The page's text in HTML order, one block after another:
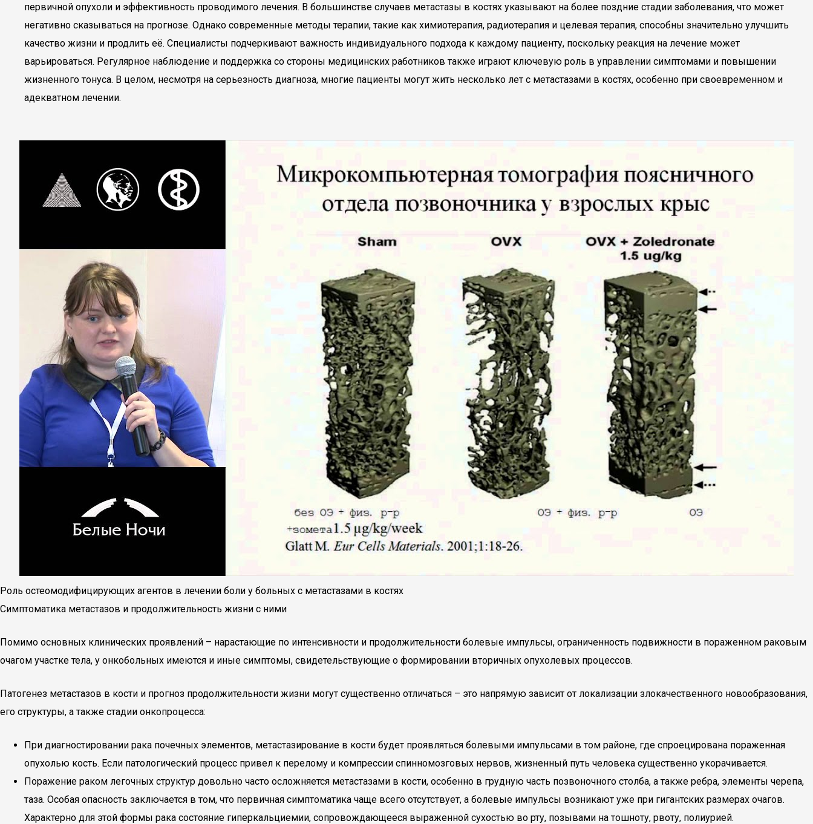
первичной опухоли и эффективность проводимого лечения. В большинстве случаев метастазы в костях указывают на более поздние стадии заболевания, что может
негативно сказываться на прогнозе. Однако современные методы терапии, такие как химиотерапия, радиотерапия и целевая терапия, способны значительно улучшить
качество жизни и продлить её. Специалисты подчеркивают важность индивидуального подхода к каждому пациенту, поскольку реакция на лечение может
варьироваться. Регулярное наблюдение и поддержка со стороны медицинских работников также играют ключевую роль в управлении симптомами и повышении
жизненного тонуса. В целом, несмотря на серьезность диагноза, многие пациенты могут жить несколько лет с метастазами в костях, особенно при своевременном и
адекватном лечении.
Роль остеомодифицирующих агентов в лечении боли у больных с метастазами в костях
Симптоматика метастазов и продолжительность жизни с ними
Помимо основных клинических проявлений – нарастающие по интенсивности и продолжительности болевые импульсы, ограниченность подвижности в пораженном раковым
очагом участке тела, у онкобольных имеются и иные симптомы, свидетельствующие о формировании вторичных опухолевых процессов.
Патогенез метастазов в кости и прогноз продолжительности жизни могут существенно отличаться – это напрямую зависит от локализации злокачественного новообразования,
его структуры, а также стадии онкопроцесса:
При диагностировании рака почечных элементов, метастазирование в кости будет проявляться болевыми импульсами в том районе, где спроецирована пораженная
опухолью кость. Если патологический процесс привел к перелому и компрессии спинномозговых нервов, жизненный путь человека существенно укорачивается.
Поражение раком легочных структур довольно часто осложняется метастазами в кости, особенно в грудную часть позвоночного столба, а также ребра, элементы черепа,
таза. Особая опасность заключается в том, что первичная симптоматика чаще всего отсутствует, а болевые импульсы возникают уже при гигантских размерах очагов.
Характерно для этой формы рака состояние гиперкальциемии, сопровождающееся выраженной сухостью во рту, позывами на тошноту, рвоту, полиурией.